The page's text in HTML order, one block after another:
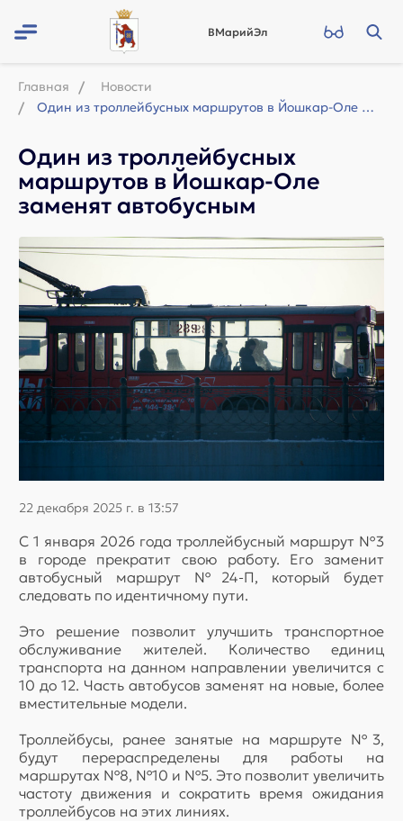
ВМарийЭл
Главная
Новости
Один из троллейбусных маршрутов в Йошкар-Оле заменят автобусным
Один из троллейбусных
маршрутов в Йошкар-Оле
заменят автобусным
22 декабря 2025 г. в 13:57
С 1 января 2026 года троллейбусный маршрут №3
в городе прекратит свою работу. Его заменит
автобусный маршрут №24-П, который будет
следовать по идентичному пути.
Это решение позволит улучшить транспортное
обслуживание жителей. Количество единиц
транспорта на данном направлении увеличится с
10 до 12. Часть автобусов заменят на новые, более
вместительные модели.
Троллейбусы, ранее занятые на маршруте №3,
будут перераспределены для работы на
маршрутах №8, №10 и №5. Это позволит увеличить
частоту движения и сократить время ожидания
троллейбусов на этих линиях.